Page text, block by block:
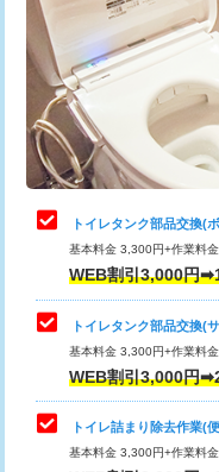
トイレタンク部品交換(
基本料金 3,300円+作業料
WEB割引3,000円
トイレタンク部品交換(
基本料金 3,300円+作業料
WEB割引3,000円
トイレ詰まり除去作業(
基本料金 3,300円+作業料